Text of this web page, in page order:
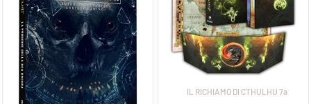
IL RICHIAMO DI CTHULHU 7a